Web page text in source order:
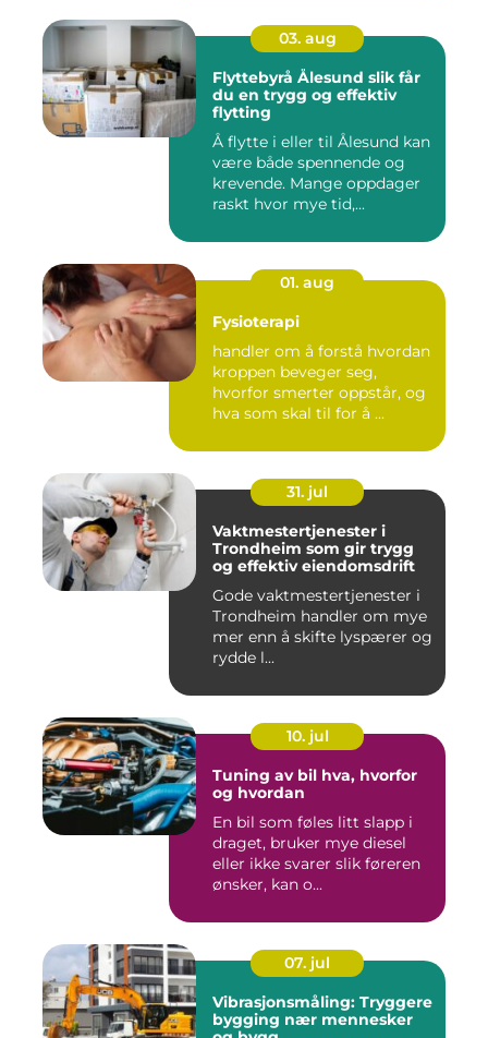
03. aug
Flyttebyrå Ålesund slik får
du en trygg og effektiv
flytting
Å flytte i eller til Ålesund kan
være både spennende og
krevende. Mange oppdager
raskt hvor mye tid,...
01. aug
Fysioterapi
handler om å forstå hvordan
kroppen beveger seg,
hvorfor smerter oppstår, og
hva som skal til for å ...
31. jul
Vaktmestertjenester i
Trondheim som gir trygg
og effektiv eiendomsdrift
Gode vaktmestertjenester i
Trondheim handler om mye
mer enn å skifte lyspærer og
rydde l...
10. jul
Tuning av bil hva, hvorfor
og hvordan
En bil som føles litt slapp i
draget, bruker mye diesel
eller ikke svarer slik føreren
ønsker, kan o...
07. jul
Vibrasjonsmåling: Tryggere
bygging nær mennesker